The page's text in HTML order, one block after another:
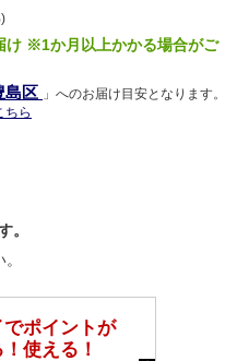
け ※1か月以上かかる場合がご
島区 」へのお届け目安となります。
ちら
。